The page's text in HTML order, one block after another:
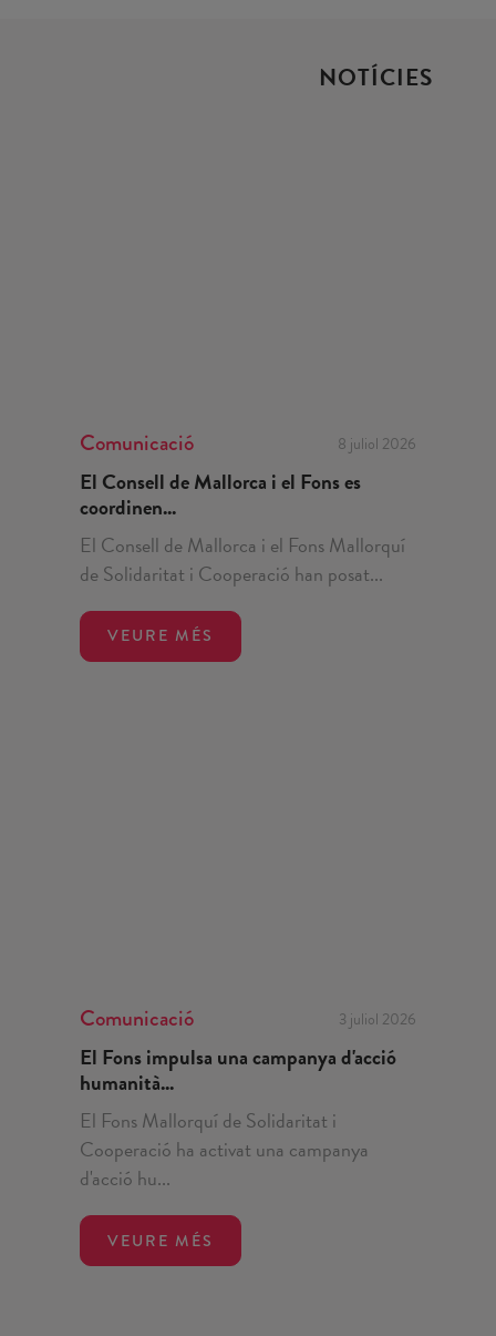
NOTÍCIES
Comunicació 8 juliol 2026
El Consell de Mallorca i el Fons es
coordinen...
El Consell de Mallorca i el Fons Mallorquí
de Solidaritat i Cooperació han posat...
VEURE MÉS
Comunicació 3 juliol 2026
El Fons impulsa una campanya d'acció
humanità...
El Fons Mallorquí de Solidaritat i
Cooperació ha activat una campanya
d'acció hu...
VEURE MÉS